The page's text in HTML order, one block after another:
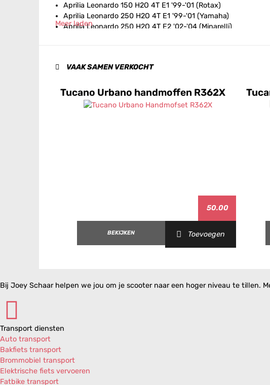
Aprilia Leonardo 150 H2O 4T E1 '99-'01 (Rotax)
Aprilia Leonardo 250 H2O 4T E1 '99-'01 (Yamaha)
Aprilia Leonardo 250 H2O 4T E2 '02-'04 (Minarelli)
Aprilia Leonardo ST 150 H2O 4T E1 '01 (Rotax)
Aprilia Leonardo ST 250 H2O 4T E1 '01 (Yamaha)
Aprilia Sport City One 125 AIR 4T E3 '08-'11
Aprilia SR50 Ditech H2O 2T E1 '00-'06/2003 (Morini)
Aprilia SR50 Ditech I.E H2O 2T E2 '07/2003-'12 (Pure Jet)
Aprilia SR50 Factory Ditech I.E H2O 2T E2 '04-'07 (Morini)
Aprilia SR50 Factory H2O 2T E2 '04-'09 (Piaggio)
Aprilia SR50 Factory I.E H2O 2T E2 '10-'14 (Pure Jet)
Aprilia SR50 Netscaper AIR 2T '97-'01 (Minarelli)
Aprilia SR50 Replica AIR 2T '94-'96 (Minarelli Horizontal)
Meer laden
VAAK SAMEN VERKOCHT
Tucano Urbano handmoffen R362X
50.00
BEKIJKEN Toevoegen
Bij Joey Schaar helpen we jou om je scooter naar een hoger niveau te tillen.
Transport diensten
Auto transport
Bakfiets transport
Brommobiel transport
Elektrische fiets vervoeren
Fatbike transport